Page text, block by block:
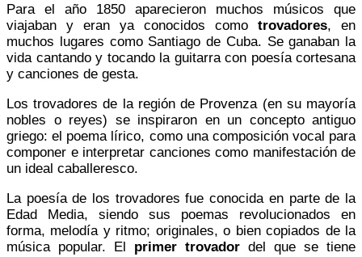
Para el año 1850 aparecieron muchos músicos que
viajaban y eran ya conocidos como trovadores, en
muchos lugares como Santiago de Cuba. Se ganaban la
vida cantando y tocando la guitarra con poesía cortesana
y canciones de gesta.
Los trovadores de la región de Provenza (en su mayoría
nobles o reyes) se inspiraron en un concepto antiguo
griego: el poema lírico, como una composición vocal para
componer e interpretar canciones como manifestación de
un ideal caballeresco.
La poesía de los trovadores fue conocida en parte de la
Edad Media, siendo sus poemas revolucionados en
forma, melodía y ritmo; originales, o bien copiados de la
música popular. El primer trovador del que se tiene